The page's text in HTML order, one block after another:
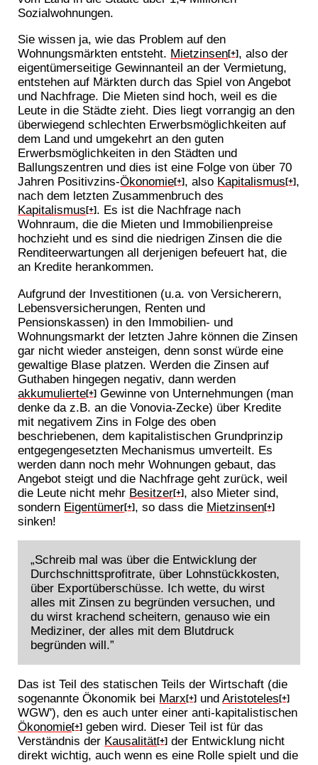
Sozialwohnungen.
Sie wissen ja, wie das Problem auf den
Wohnungsmärkten entsteht. Mietzinsen[+] , also der
eigentümerseitige Gewinnanteil an der Vermietung,
entstehen auf Märkten durch das Spiel von Angebot
und Nachfrage. Die Mieten sind hoch, weil es die
Leute in die Städte zieht. Dies liegt vorrangig an den
überwiegend schlechten Erwerbsmöglichkeiten auf
dem Land und umgekehrt an den guten
Erwerbsmöglichkeiten in den Städten und
Ballungszentren und dies ist eine Folge von über 70
Jahren Positivzins-Ökonomie[+] , also Kapitalismus[+] ,
nach dem letzten Zusammenbruch des
Kapitalismus[+] . Es ist die Nachfrage nach
Wohnraum, die die Mieten und Immobilienpreise
hochzieht und es sind die niedrigen Zinsen die die
Renditeerwartungen all derjenigen befeuert hat, die
an Kredite herankommen.
Aufgrund der Investitionen (u.a. von Versicherern,
Lebensversicherungen, Renten und
Pensionskassen) in den Immobilien- und
Wohnungsmarkt der letzten Jahre können die Zinsen
gar nicht wieder ansteigen, denn sonst würde eine
gewaltige Blase platzen. Werden die Zinsen auf
Guthaben hingegen negativ, dann werden
akkumulierte[+] Gewinne von Unternehmungen (man
denke da z.B. an die Vonovia-Zecke) über Kredite
mit negativem Zins in Folge des oben
beschriebenen, dem kapitalistischen Grundprinzip
entgegengesetzten Mechanismus umverteilt. Es
werden dann noch mehr Wohnungen gebaut, das
Angebot steigt und die Nachfrage geht zurück, weil
die Leute nicht mehr Besitzer[+], also Mieter sind,
sondern Eigentümer[+], so dass die Mietzinsen[+]
sinken!
„Schreib mal was über die Entwicklung der
Durchschnittsprofitrate, über Lohnstückkosten,
über Exportüberschüsse. Ich wette, du wirst
alles mit Zinsen zu begründen versuchen, und
du wirst krachend scheitern, genauso wie ein
Mediziner, der alles mit dem Blutdruck
begründen will.”
Das ist Teil des statischen Teils der Wirtschaft (die
sogenannte Ökonomik bei Marx[+] undAristoteles[+]
WGW'), den es auch unter einer anti-kapitalistischen
Ökonomie[+] geben wird. Dieser Teil ist für das
Verständnis der Kausalität[+] der Entwicklung nicht
direkt wichtig, auch wenn es eine Rolle spielt und die